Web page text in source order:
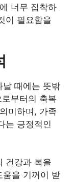
너무 집착하
이 필요함을
날 때에는 뜻밖
부터의 축복
미하며, 가족
는 긍정적인
건강과 복을
움을 기꺼이 받